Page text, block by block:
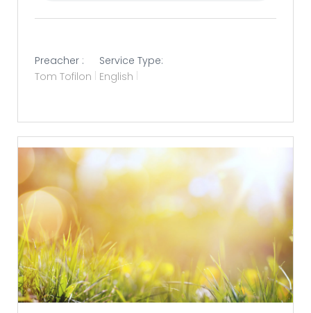
Preacher :
Tom Tofilon
Service Type:
English